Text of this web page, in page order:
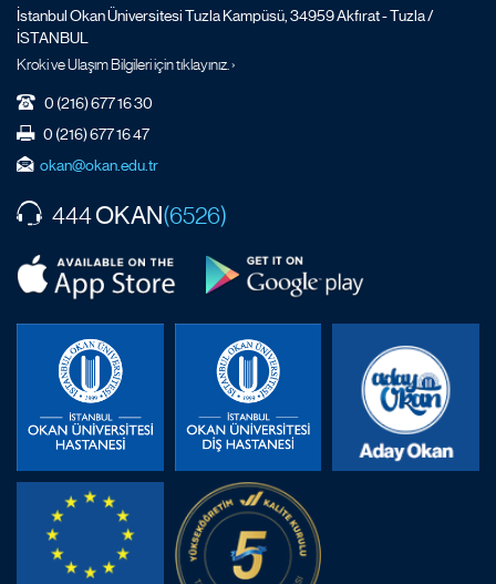
İstanbul Okan Üniversitesi Tuzla Kampüsü, 34959 Akfırat - Tuzla /
İSTANBUL
Kroki ve Ulaşım Bilgileri için tıklayınız. ›
0 (216) 677 16 30
0 (216) 677 16 47
okan@okan.edu.tr
444OKAN(6526)